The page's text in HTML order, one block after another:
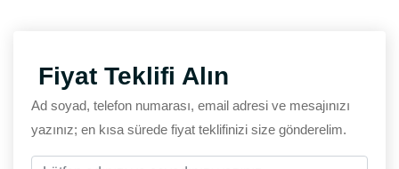
Fiyat Teklifi Alın
Ad soyad, telefon numarası, email adresi ve mesajınızı
yazınız; en kısa sürede fiyat teklifinizi size gönderelim.